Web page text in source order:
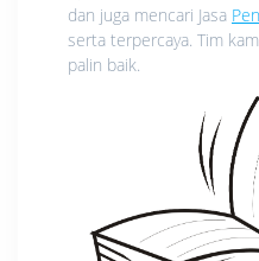
dan juga mencari Jasa
serta terpercaya. Tim
palin baik.